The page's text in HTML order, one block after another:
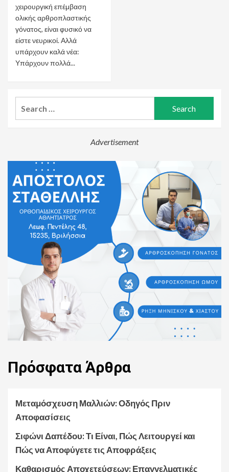
χειρουργική επέμβαση
ολικής αρθροπλαστικής
γόνατος, είναι φυσικό να
είστε νευρικοί. Αλλά
υπάρχουν καλά νέα:
Υπάρχουν πολλά...
Advertisement
Πρόσφατα Άρθρα
Μεταμόσχευση Μαλλιών: Οδηγός Πριν
Αποφασίσεις
Σιφώνι Δαπέδου: Τι Είναι, Πώς Λειτουργεί και
Πώς να Αποφύγετε τις Αποφράξεις
Καθαρισμός Αποχετεύσεων: Επαγγελματικές